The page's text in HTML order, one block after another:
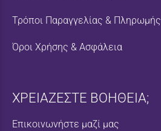
Τρόποι Παραγγελίας & Πληρωμής
Όροι Χρήσης & Ασφάλεια
ΧΡΕΙΑΖΕΣΤΕ ΒΟΗΘΕΙΑ;
Επικοινωνήστε μαζί μας